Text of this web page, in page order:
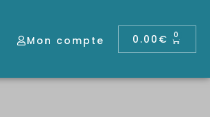
Mon compte 0.00 € 0